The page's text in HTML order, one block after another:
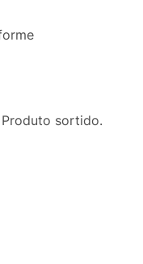
sortido.